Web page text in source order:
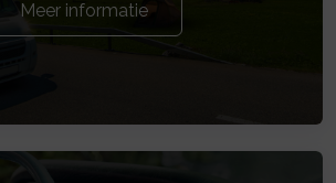
Meer informatie